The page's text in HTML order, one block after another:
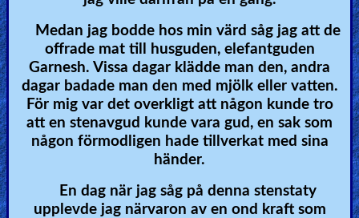
Medan jag bodde hos min värd såg jag att de
offrade mat till husguden, elefantguden
Garnesh. Vissa dagar klädde man den, andra
dagar badade man den med mjölk eller vatten.
För mig var det overkligt att någon kunde tro
att en stenavgud kunde vara gud, en sak som
någon förmodligen hade tillverkat med sina
händer.
En dag när jag såg på denna stenstaty
upplevde jag närvaron av en ond kraft som